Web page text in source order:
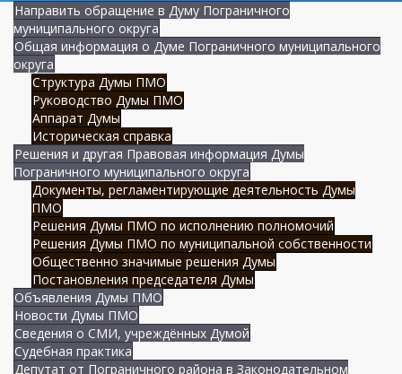
Направить обращение в Думу Пограничного
муниципального округа
Общая информация о Думе Пограничного муниципального
округа
Структура Думы ПМО
Руководство Думы ПМО
Аппарат Думы
Историческая справка
Решения и другая Правовая информация Думы
Пограничного муниципального округа
Документы, регламентирующие деятельность Думы
ПМО
Решения Думы ПМО по исполнению полномочий
Решения Думы ПМО по муниципальной собственности
Общественно значимые решения Думы
Постановления председателя Думы
Объявления Думы ПМО
Новости Думы ПМО
Сведения о СМИ, учреждённых Думой
Судебная практика
Депутат от Пограничного района в Законодательном